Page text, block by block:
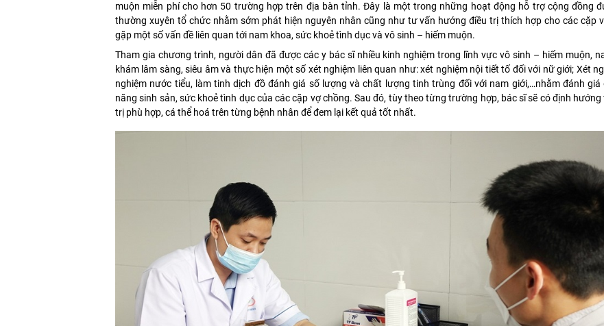
muộn miễn phí cho hơn 50 trường hợp trên địa bàn tỉnh. Đây là một trong những hoạt động hỗ trợ cộng đồng
thường xuyên tổ chức nhằm sớm phát hiện nguyên nhân cũng như tư vấn hướng điều trị thích hợp cho các cặp
gặp một số vấn đề liên quan tới nam khoa, sức khoẻ tình dục và vô sinh – hiếm muộn.
Tham gia chương trình, người dân đã được các y bác sĩ nhiều kinh nghiệm trong lĩnh vực vô sinh – hiếm muộn,
khám lâm sàng, siêu âm và thực hiện một số xét nghiệm liên quan như: xét nghiệm nội tiết tố đối với nữ giới; Xét
nghiệm nước tiểu, làm tinh dịch đồ đánh giá số lượng và chất lượng tinh trùng đối với nam giới,…nhằm đánh giá
năng sinh sản, sức khoẻ tình dục của các cặp vợ chồng. Sau đó, tùy theo từng trường hợp, bác sĩ sẽ có định hướng
trị phù hợp, cá thể hoá trên từng bệnh nhân để đem lại kết quả tốt nhất.